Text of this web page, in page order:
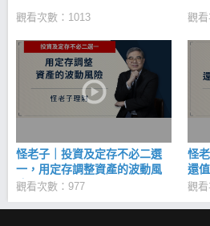
觀看次數：1013 觀看
怪老子｜投資及定存不必二選
一，用定存調整資產的波動風
險。
觀看次數：977
怪
還
觀